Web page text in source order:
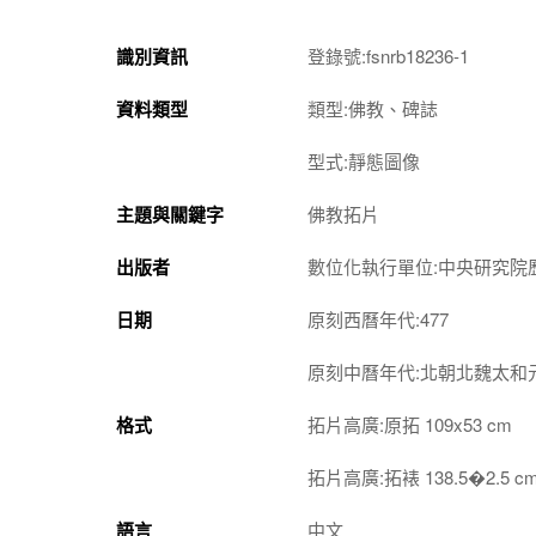
識別資訊 登錄號:fsnrb18236-1
資料類型 類型:佛教、碑誌
型式:靜態圖像
主題與關鍵字 佛教拓片
出版者 數位化執行單位:中央研究院
日期 原刻西曆年代:477
原刻中曆年代:北朝北魏太和
格式 拓片高廣:原拓 109x53 cm
拓片高廣:拓裱 138.5�2.5
語言 中文